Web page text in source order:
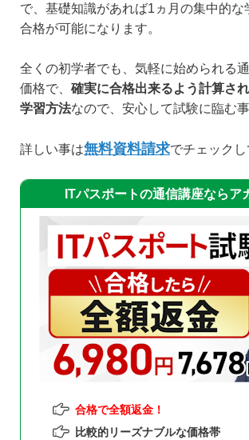
で、基礎知識があれば1ヵ月の集中的な
合格が可能になります。
全くの初学者でも、気軽に始められる
価格で、 確実に合格出来るよう計算さ
学習方法なので、安心して試験に臨む事
詳しい事は無料資料請求でチェックし
ITパスポートの通信講座ならア
合格で全額返金！
比較的リーズナブルな価格帯